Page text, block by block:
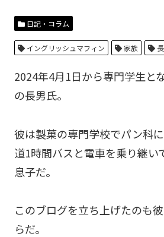
日記・コラム
イングリッシュマフィン 家族
2024年4月1日から専門学生と
の長男氏。
彼は製菓の専門学校でパン科
道1時間バスと電車を乗り継い
息子だ。
このブログを立ち上げたのも
らだ。